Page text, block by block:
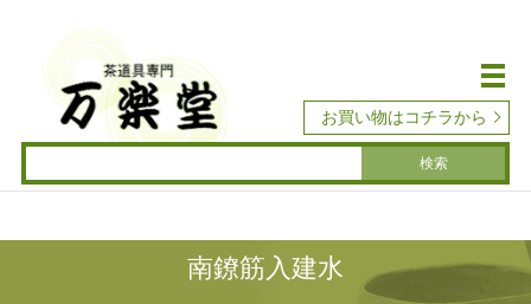
メ
お買い物はコチラから
南鐐筋入建水